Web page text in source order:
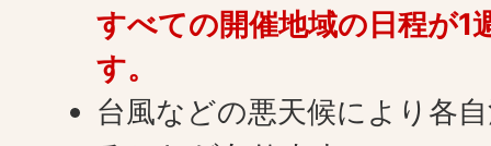
すべての開催地域の日程が1
す。
台風などの悪天候により各